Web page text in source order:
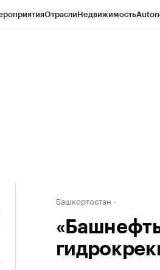
ОтраслиНедвижимость
Башкортостан